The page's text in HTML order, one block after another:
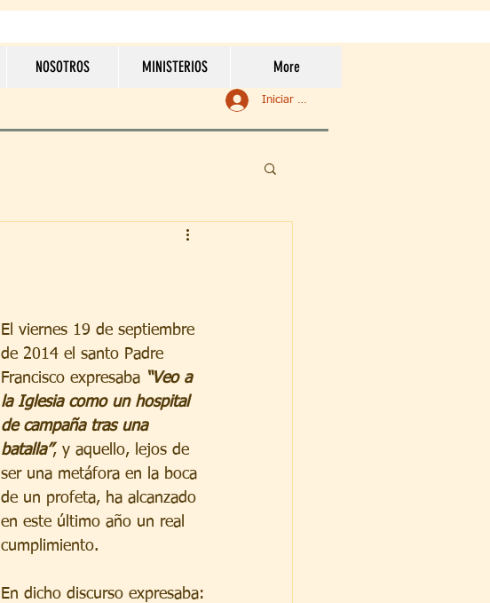
NOSOTROS MINISTERIOS More
Iniciar sesión
El viernes 19 de septiembre
de 2014 el santo Padre
Francisco expresaba “Veo a
la Iglesia como un hospital
de campaña tras una
batalla”, y aquello, lejos de
ser una metáfora en la boca
de un profeta, ha alcanzado
en este último año un real
cumplimiento.
En dicho discurso expresaba: